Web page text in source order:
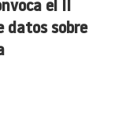
datos sobre